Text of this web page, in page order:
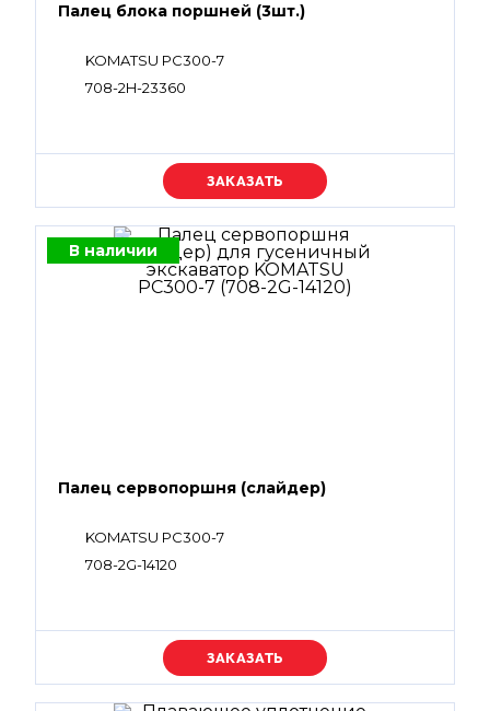
Палец блока поршней (3шт.)
KOMATSU PC300-7
708-2H-23360
Уточняйте цену
В наличии
Палец сервопоршня (слайдер)
KOMATSU PC300-7
708-2G-14120
Уточняйте цену